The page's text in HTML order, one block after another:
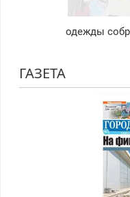
одежды
ГАЗЕТА